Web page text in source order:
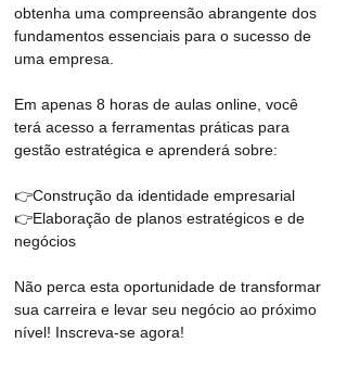
obtenha uma compreensão abrangente dos
fundamentos essenciais para o sucesso de
uma empresa.
Em apenas 8 horas de aulas online, você
terá acesso a ferramentas práticas para
gestão estratégica e aprenderá sobre:
👉Construção da identidade empresarial
👉Elaboração de planos estratégicos e de
negócios
Não perca esta oportunidade de transformar
sua carreira e levar seu negócio ao próximo
nível! Inscreva-se agora!